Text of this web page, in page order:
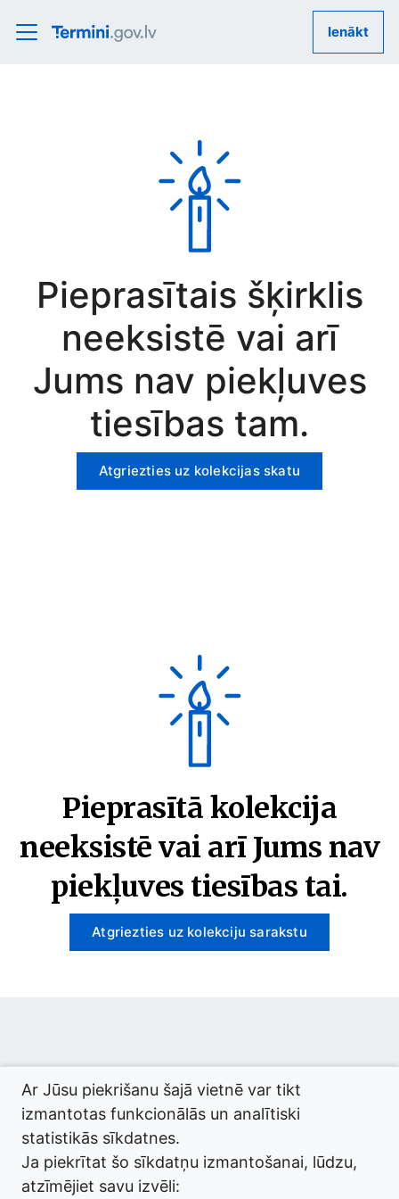
Ienākt
Pieprasītais šķirklis
neeksistē vai arī
Jums nav piekļuves
tiesības tam.
Atgriezties uz kolekcijas skatu
Pieprasītā kolekcija
neeksistē vai arī Jums nav
piekļuves tiesības tai.
Atgriezties uz kolekciju sarakstu
© 2026 termini.gov.lv. Izstrādātājs:Tilde.
Ar Jūsu piekrišanu šajā vietnē var tikt
izmantotas funkcionālās un analītiski
statistikās sīkdatnes.
Ja piekrītat šo sīkdatņu izmantošanai, lūdzu,
atzīmējiet savu izvēli: